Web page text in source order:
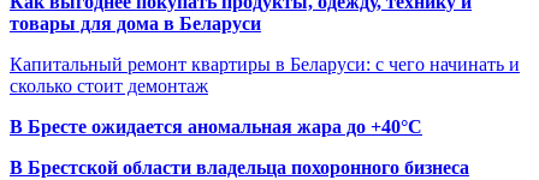
товары для дома в Беларуси
Капитальный ремонт квартиры в Беларуси: с чего начинать и
сколько стоит демонтаж
В Бресте ожидается аномальная жара до +40°C
В Брестской области владельца похоронного бизнеса